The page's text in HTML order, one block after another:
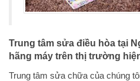
Trung tâm sửa điều hòa tại
hãng máy trên thị trường
Trung tâm sửa chữa của chúng